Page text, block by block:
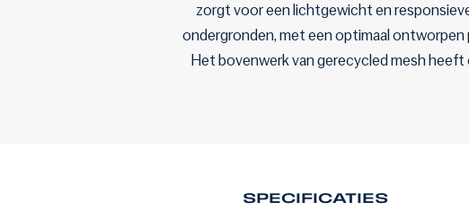
zorgt voor een lichtgewicht en
ondergronden, met een optimaal
Het bovenwerk van gerecycled mesh
SPECIFICATIES